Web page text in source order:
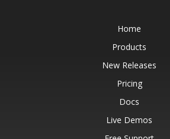
Home
Products
New Releases
Pricing
Docs
Live Demos